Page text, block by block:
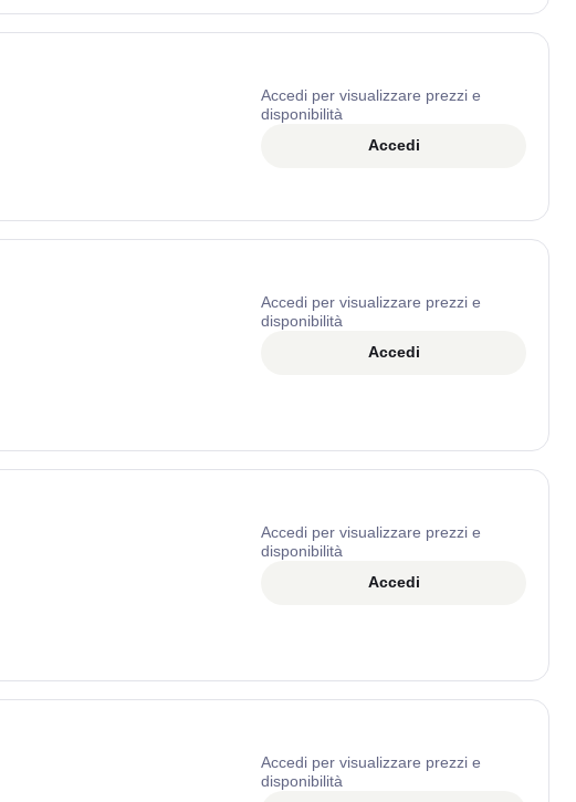
Accedi per visualizzare prezzi e
disponibilità
Accedi
Accedi per visualizzare prezzi e
disponibilità
Accedi
Accedi per visualizzare prezzi e
disponibilità
Accedi
Accedi per visualizzare prezzi e
disponibilità